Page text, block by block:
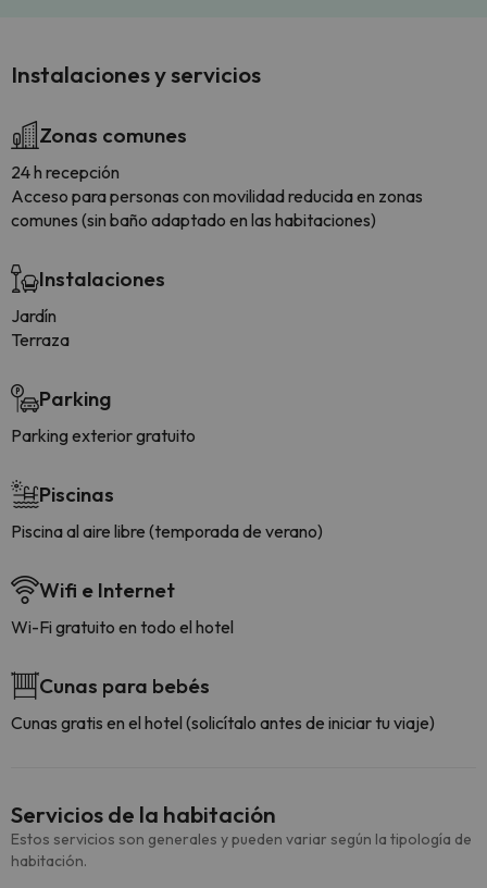
Instalaciones y servicios
Zonas comunes
24 h recepción
Acceso para personas con movilidad reducida en zonas
comunes (sin baño adaptado en las habitaciones)
Instalaciones
Jardín
Terraza
Parking
Parking exterior gratuito
Piscinas
Piscina al aire libre (temporada de verano)
Wifi e Internet
Wi-Fi gratuito en todo el hotel
Cunas para bebés
Cunas gratis en el hotel (solicítalo antes de iniciar tu viaje)
Servicios de la habitación
Estos servicios son generales y pueden variar según la tipología de
habitación.